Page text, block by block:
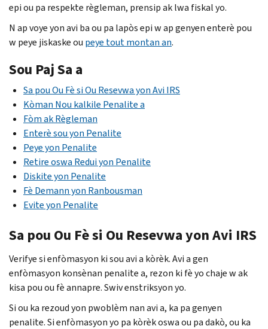
epi ou pa respekte règleman, prensip ak lwa fiskal yo.
N ap voye yon avi ba ou pa lapòs epi w ap genyen enterè pou
w peye jiskaske ou peye tout montan an.
Sou Paj Sa a
Sa pou Ou Fè si Ou Resevwa yon AviIRS
Kòman Nou kalkile Penalite a
Fòm ak Règleman
Enterè sou yon Penalite
Peye yon Penalite
Retire oswa Redui yon Penalite
Diskite yon Penalite
Fè Demann yon Ranbousman
Evite yon Penalite
Sa pou Ou Fè si Ou Resevwa yon Avi IRS
Verifye si enfòmasyon ki sou avi a kòrèk. Avi a gen
enfòmasyon konsènan penalite a, rezon ki fè yo chaje w ak
kisa pou ou fè annapre. Swiv enstriksyon yo.
Si ou ka rezoud yon pwoblèm nan avi a, ka pa genyen
penalite. Si enfòmasyon yo pa kòrèk oswa ou pa dakò, ou ka